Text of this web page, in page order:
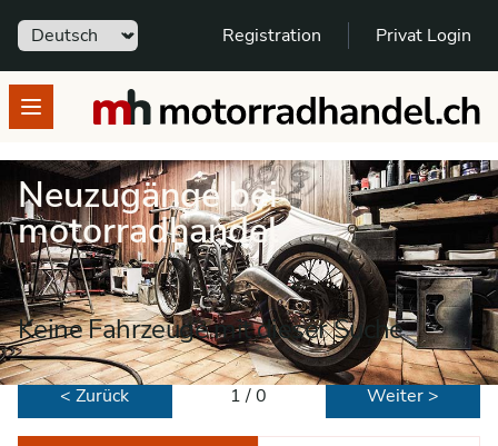
Sprache Registration Privat Login
Open menumotorradhandel.ch
Neuzugänge bei
motorradhandel
Keine Fahrzeuge mit dieser Suche
< Zurück 1 / 0 Weiter >